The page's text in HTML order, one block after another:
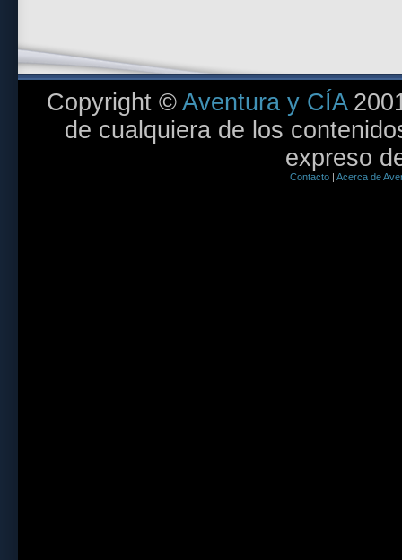
Copyright ©Aventura y CÍA
de cualquiera de los
expreso
Contacto| Acerca de